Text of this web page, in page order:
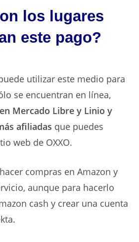
los lugares
este pago?
utilizar este medio para
se encuentran en línea,
Mercado Libre y Linio y
afiliadas que puedes
web de OXXO.
compras en Amazon y
aunque para hacerlo
cash y crear una cuenta